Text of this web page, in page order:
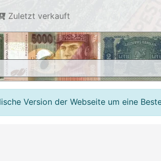
Zuletzt verkauft
Version der Webseite um eine